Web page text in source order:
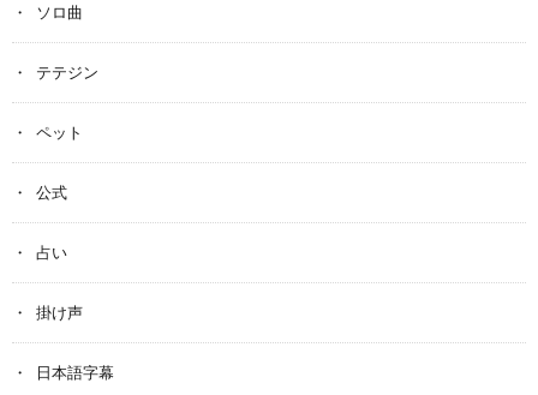
ソロ曲
テテジン
ペット
公式
占い
掛け声
日本語字幕